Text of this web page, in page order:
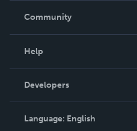
In The News
Community
Podcast
Help
Order Lookup
Knowledge Base
Contact Support
Developers
Language: English